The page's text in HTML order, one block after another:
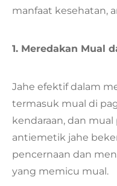
manfaat kesehatan,
1. Meredakan Mual
Jahe efektif dalam
termasuk mual di
kendaraan, dan mual
antiemetik jahe
pencernaan dan
yang memicu mual.